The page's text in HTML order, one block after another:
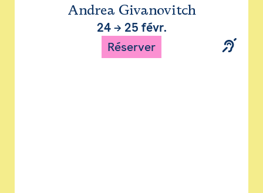
Andrea Givanovitch
24→ 25 févr.
Réserver